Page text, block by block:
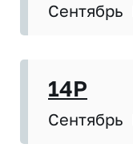
Сентябрь
14P
Сентябрь